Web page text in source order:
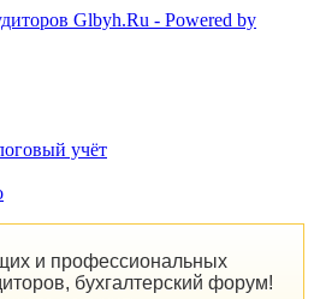
учёт
и профессиональных
бухгалтерский форум!